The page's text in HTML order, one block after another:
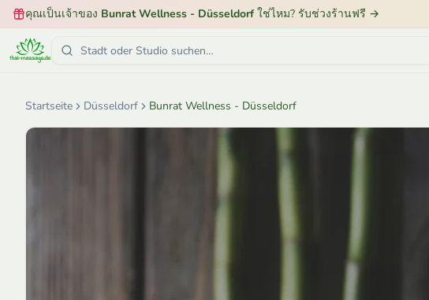
คุณเป็นเจ้าของ Bunrat Wellness - Düsseldorfใช่ไหม? รับช่วงร้านฟรี →
Startseite Düsseldorf Bunrat Wellness - Düsseldorf